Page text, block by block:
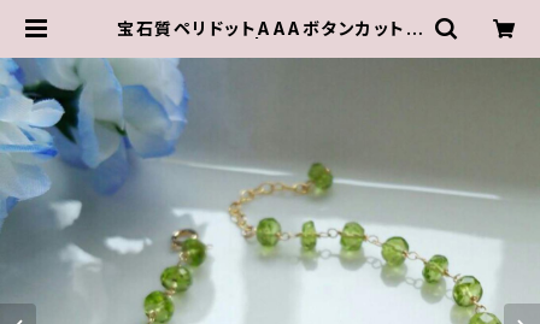
宝石質ペリドットAAAボタンカットブ
ukky.）アクセサリーショップ